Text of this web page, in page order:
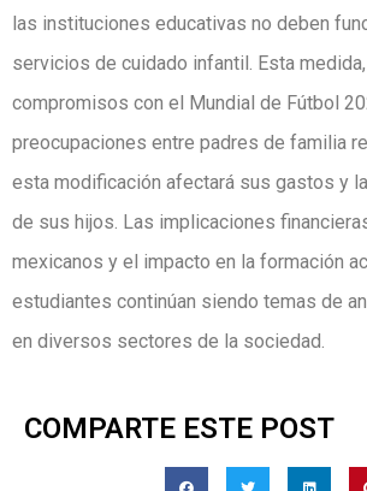
las instituciones educativas no deben
servicios de cuidado infantil. Esta
compromisos con el Mundial de Fútbol
preocupaciones entre padres de familia
esta modificación afectará sus gastos y
de sus hijos. Las implicaciones
mexicanos y el impacto en la formación
estudiantes continúan siendo temas de
en diversos sectores de la sociedad.
COMPARTE ESTE POST